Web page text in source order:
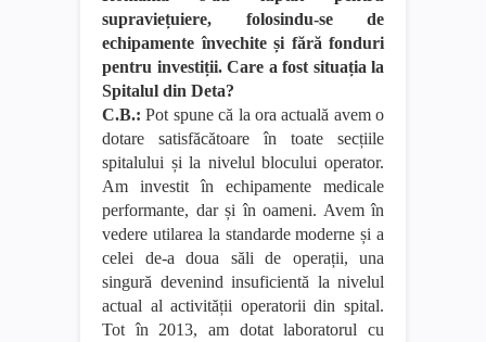
supraviețuiere, folosindu-se de
echipamente învechite și fără fonduri
pentru investiții. Care a fost situația la
Spitalul din Deta?
C.B.: Pot spune că la ora actuală avem o
dotare satisfăcătoare în toate secțiile
spitalului și la nivelul blocului operator.
Am investit în echipamente medicale
performante, dar și în oameni. Avem în
vedere utilarea la standarde moderne și a
celei de-a doua săli de operații, una
singură devenind insuficientă la nivelul
actual al activității operatorii din spital.
Tot în 2013, am dotat laboratorul cu